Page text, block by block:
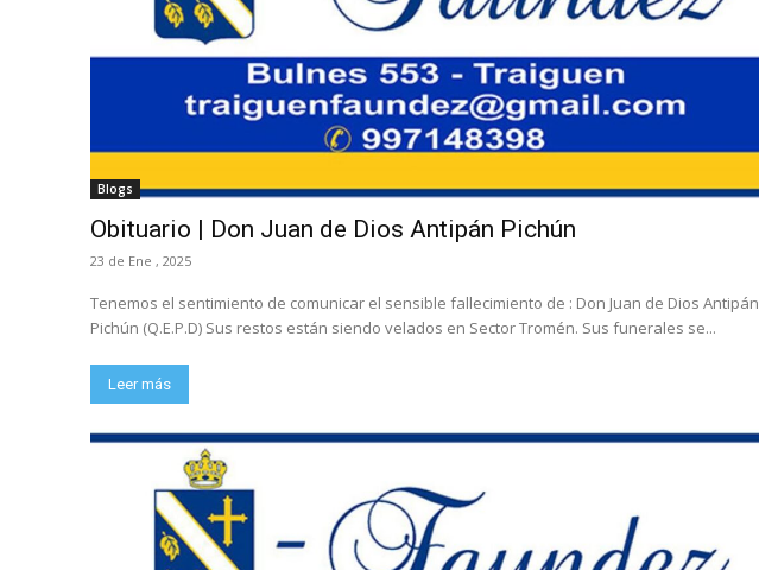
Blogs
Obituario | Don Juan de Dios Antipán Pichún
23 de Ene , 2025
Tenemos el sentimiento de comunicar el sensible fallecimiento de : Don Juan de Dios Antipán
Pichún (Q.E.P.D) Sus restos están siendo velados en Sector Tromén. Sus funerales se...
Leer más